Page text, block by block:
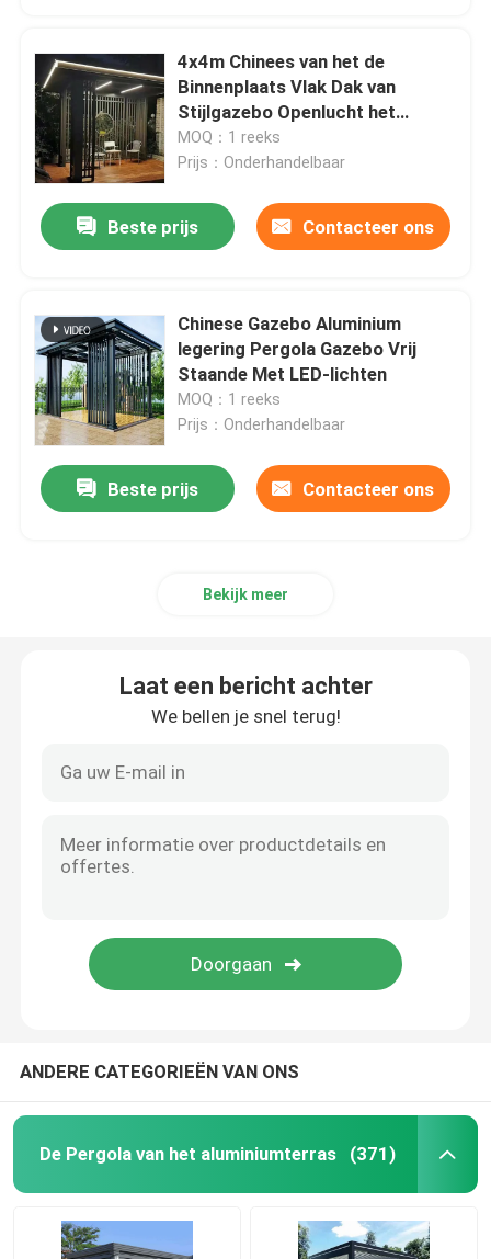
4x4m Chinees van het de
Binnenplaats Vlak Dak van
Stijlgazebo Openlucht het
Aluminiumpaviljoen
MOQ：1 reeks
Prijs：Onderhandelbaar
Beste prijs Contacteer ons
Chinese Gazebo Aluminium
legering Pergola Gazebo Vrij
Staande Met LED-lichten
MOQ：1 reeks
Prijs：Onderhandelbaar
Beste prijs Contacteer ons
Bekijk meer
Laat een bericht achter
We bellen je snel terug!
ANDERE CATEGORIEËN VAN ONS
De Pergola van het aluminiumterras (371)